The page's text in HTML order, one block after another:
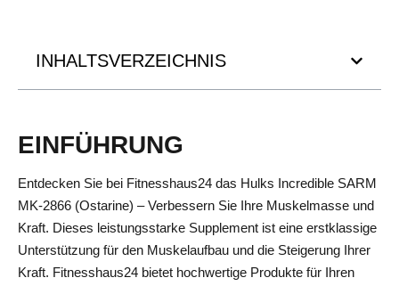
INHALTSVERZEICHNIS
EINFÜHRUNG
Entdecken Sie bei Fitnesshaus24 das Hulks Incredible SARM
MK-2866 (Ostarine) – Verbessern Sie Ihre Muskelmasse und
Kraft. Dieses leistungsstarke Supplement ist eine erstklassige
Unterstützung für den Muskelaufbau und die Steigerung Ihrer
Kraft. Fitnesshaus24 bietet hochwertige Produkte für Ihren